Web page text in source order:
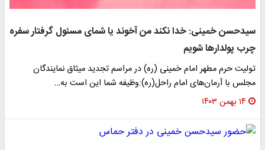
سیدحسن خمینی: خدا نکند من آخوند یا شمای مسئول گرفتار سفره
چرب پولدارها شویم
تولیت حرم مطهر امام خمینی (ره) در مراسم تجدید میثاق نمایندگان
مجلس با آرمان‌های امام راحل(ره):وظیفه‌ شما این است به…
۱۴ بهمن ۱۴۰۳